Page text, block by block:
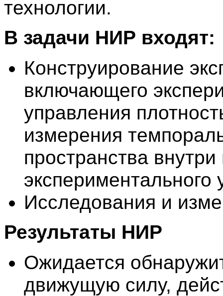
технологии.
В задачи НИР входят:
Конструирование
включающего
управления
измерения
пространства
экспериментального
Исследования и
Результаты НИР
Ожидается
движущую силу,